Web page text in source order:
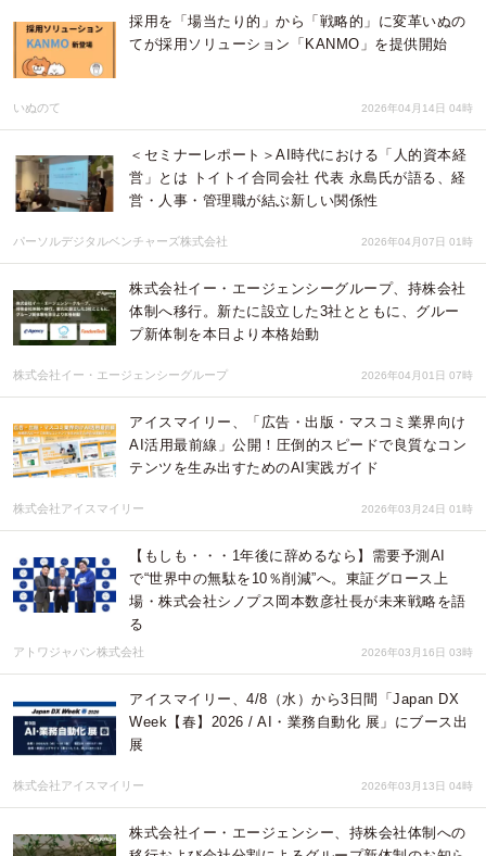
採用を「場当たり的」から「戦略的」に変革いぬの
てが採用ソリューション「KANMO」を提供開始
いぬのて 2026年04月14日 04時
＜セミナーレポート＞AI時代における「人的資本経
営」とは トイトイ合同会社 代表 永島氏が語る、経
営・人事・管理職が結ぶ新しい関係性
パーソルデジタルベンチャーズ株式会社 2026年04月07日 01時
株式会社イー・エージェンシーグループ、持株会社
体制へ移行。新たに設立した3社とともに、グルー
プ新体制を本日より本格始動
株式会社イー・エージェンシーグループ 2026年04月01日 07時
アイスマイリー、「広告・出版・マスコミ業界向け
AI活用最前線」公開！圧倒的スピードで良質なコン
テンツを生み出すためのAI実践ガイド
株式会社アイスマイリー 2026年03月24日 01時
【もしも・・・1年後に辞めるなら】需要予測AI
で“世界中の無駄を10％削減”へ。東証グロース上
場・株式会社シノプス岡本数彦社長が未来戦略を語
る
アトワジャパン株式会社 2026年03月16日 03時
アイスマイリー、4/8（水）から3日間「Japan DX
Week【春】2026 / AI・業務自動化 展」にブース出
展
株式会社アイスマイリー 2026年03月13日 04時
株式会社イー・エージェンシー、持株会社体制への